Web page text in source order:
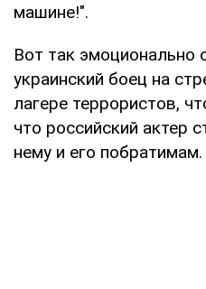
машине!".
Вот так эмоционально
украинский боец на
лагере террористов,
что российский актер
нему и его побратимам.